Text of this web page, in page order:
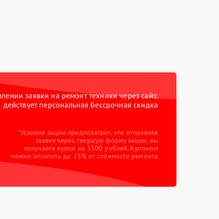
заявки на ремонт техники через сайт,
действует персональная бессрочная скидка
*Условия акции предполагают, что отправляя
заявку через текущую форму акции, вы
получаете купон на 1500 рублей. Купоном
можно оплатить до 25% от стоимости ремонта